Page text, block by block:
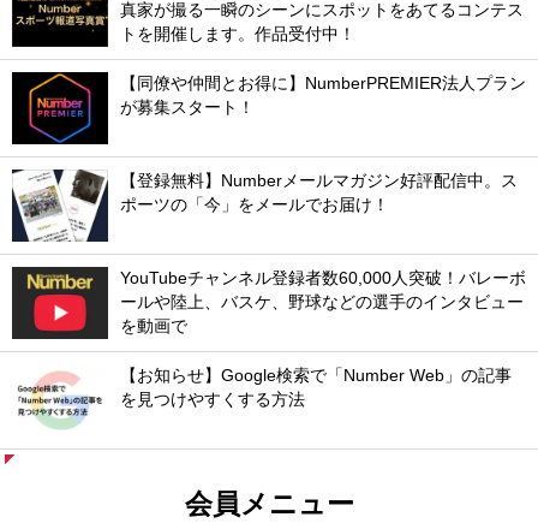
真家が撮る一瞬のシーンにスポットをあてるコンテス
トを開催します。作品受付中！
【同僚や仲間とお得に】NumberPREMIER法人プラン
が募集スタート！
【登録無料】Numberメールマガジン好評配信中。ス
ポーツの「今」をメールでお届け！
YouTubeチャンネル登録者数60,000人突破！バレーボ
ールや陸上、バスケ、野球などの選手のインタビュー
を動画で
【お知らせ】Google検索で「Number Web」の記事
を見つけやすくする方法
会員メニュー